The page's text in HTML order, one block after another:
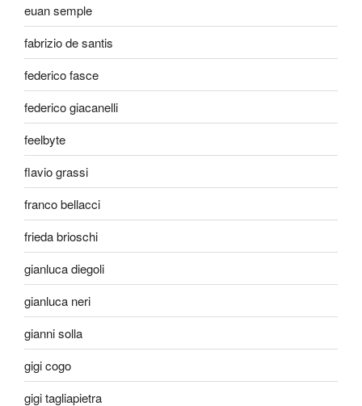
euan semple
fabrizio de santis
federico fasce
federico giacanelli
feelbyte
flavio grassi
franco bellacci
frieda brioschi
gianluca diegoli
gianluca neri
gianni solla
gigi cogo
gigi tagliapietra